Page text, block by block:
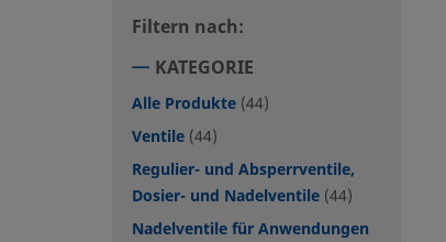
Filtern nach:
KATEGORIE
Alle Produkte (44)
Ventile (44)
Regulier- und Absperrventile,
Dosier- und Nadelventile (44)
Nadelventile für Anwendungen